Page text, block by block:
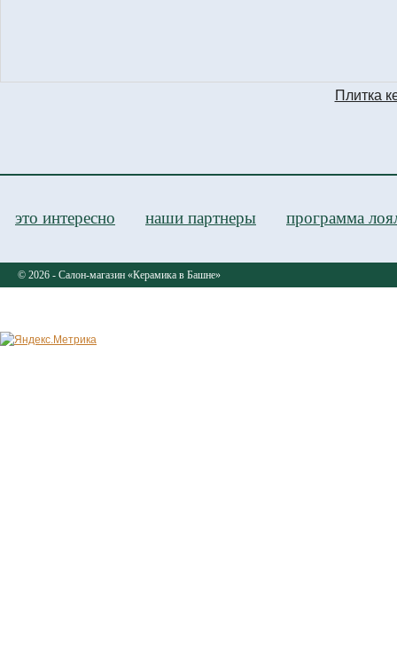
Плитка
это интересно наши партнеры программа
© 2026 - Салон-магазин «Керамика в Башне»